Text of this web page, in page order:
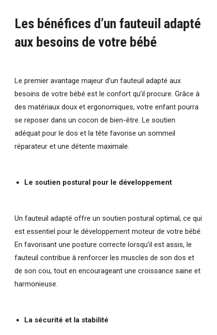
Les bénéfices d’un fauteuil adapté
aux besoins de votre bébé
Le premier avantage majeur d’un fauteuil adapté aux
besoins de votre bébé est le confort qu’il procure. Grâce à
des matériaux doux et ergonomiques, votre enfant pourra
se reposer dans un cocon de bien-être. Le soutien
adéquat pour le dos et la tête favorise un sommeil
réparateur et une détente maximale.
Le soutien postural pour le développement
Un fauteuil adapté offre un soutien postural optimal, ce qui
est essentiel pour le développement moteur de votre bébé.
En favorisant une posture correcte lorsqu’il est assis, le
fauteuil contribue à renforcer les muscles de son dos et
de son cou, tout en encourageant une croissance saine et
harmonieuse.
La sécurité et la stabilité